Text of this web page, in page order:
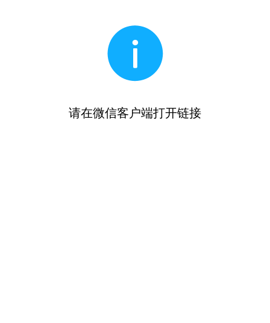
请在微信客户端打开链接